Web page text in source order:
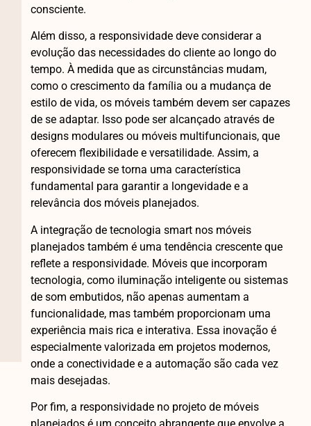
consciente.
Além disso, a responsividade deve considerar a
evolução das necessidades do cliente ao longo do
tempo. À medida que as circunstâncias mudam,
como o crescimento da família ou a mudança de
estilo de vida, os móveis também devem ser capazes
de se adaptar. Isso pode ser alcançado através de
designs modulares ou móveis multifuncionais, que
oferecem flexibilidade e versatilidade. Assim, a
responsividade se torna uma característica
fundamental para garantir a longevidade e a
relevância dos móveis planejados.
A integração de tecnologia smart nos móveis
planejados também é uma tendência crescente que
reflete a responsividade. Móveis que incorporam
tecnologia, como iluminação inteligente ou sistemas
de som embutidos, não apenas aumentam a
funcionalidade, mas também proporcionam uma
experiência mais rica e interativa. Essa inovação é
especialmente valorizada em projetos modernos,
onde a conectividade e a automação são cada vez
mais desejadas.
Por fim, a responsividade no projeto de móveis